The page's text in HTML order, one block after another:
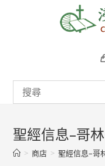
聖經信息–哥
> 商店 > 聖經信息–哥